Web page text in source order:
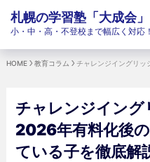
札幌の学習塾「大成会」
小・中・高・不登校まで幅広く対応！
HOME 教育コラム チャレンジイングリッ
チャレンジイング
2026年有料化後
ている子を徹底解